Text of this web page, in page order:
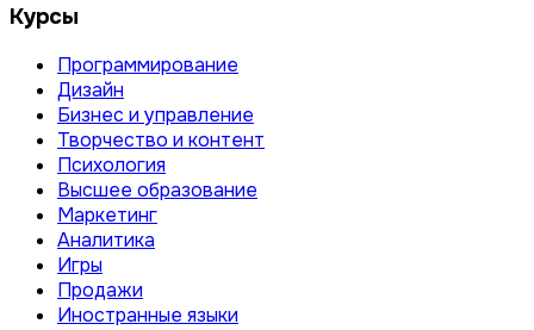
Курсы
Программирование
Дизайн
Бизнес и управление
Творчество и контент
Психология
Высшее образование
Маркетинг
Аналитика
Игры
Продажи
Иностранные языки